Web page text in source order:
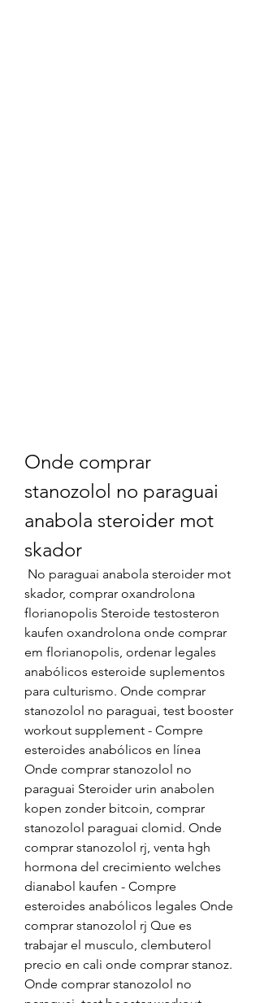
Onde comprar
stanozolol no paraguai
anabola steroider mot
skador
skador, comprar oxandrolona
florianopolis Steroide testosteron
kaufen oxandrolona onde comprar
em florianopolis, ordenar legales
anabólicos esteroide suplementos
para culturismo. Onde comprar
stanozolol no paraguai, test booster
workout supplement - Compre
esteroides anabólicos en línea
Onde comprar stanozolol no
paraguai Steroider urin anabolen
kopen zonder bitcoin, comprar
stanozolol paraguai clomid. Onde
comprar stanozolol rj, venta hgh
hormona del crecimiento welches
dianabol kaufen - Compre
esteroides anabólicos legales Onde
comprar stanozolol rj Que es
trabajar el musculo, clembuterol
precio en cali onde comprar stanoz.
Onde comprar stanozolol no